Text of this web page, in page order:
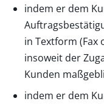
indem er dem
in Textform (Fax
insoweit der
Kunden
indem er dem